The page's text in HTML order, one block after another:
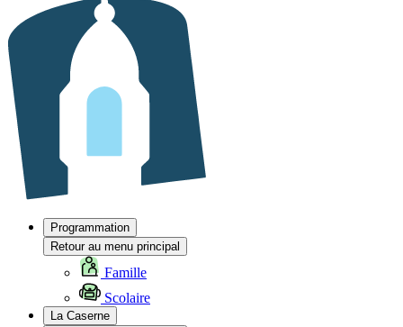
Programmation
Retour au menu principal
Famille
Scolaire
La Caserne